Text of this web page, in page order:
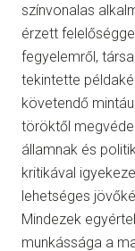
színvonalas
érzett
fegyelemről,
tekintette
követendő
töröktől
államnak és
kritikával
lehetséges
Mindezek
munkássága a